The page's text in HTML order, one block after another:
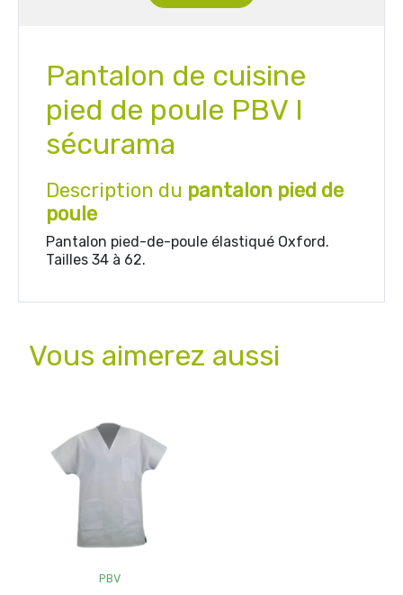
Pantalon de cuisine
pied de poule PBV I
sécurama
Description du pantalon pied de
poule
Pantalon pied-de-poule élastiqué Oxford.
Tailles 34 à 62.
Vous aimerez aussi
PBV